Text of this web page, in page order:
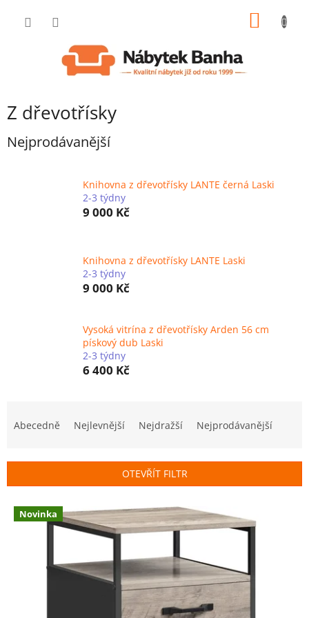
Z dřevotřísky
Nejprodávanější
Knihovna z dřevotřísky LANTE černá Laski
2-3 týdny
9 000 Kč
Knihovna z dřevotřísky LANTE Laski
2-3 týdny
9 000 Kč
Vysoká vitrína z dřevotřísky Arden 56 cm
pískový dub Laski
2-3 týdny
6 400 Kč
í
Abecedně Nejlevnější Nejdražší Nejprodávanější
OTEVŘÍT FILTR
V Novinka